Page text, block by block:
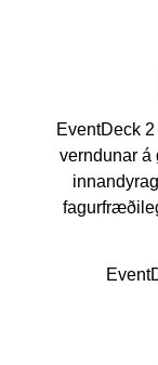
EventDeck
verndunar á